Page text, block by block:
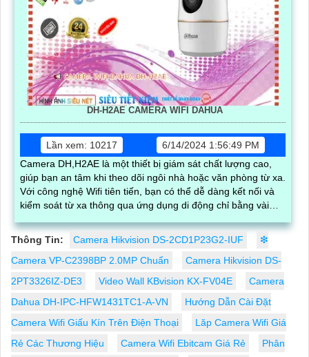
DH-H2AE CAMERA WIFI DAHUA
Lần xem: 10217
6/14/2024 1:56:49 PM
Camera DH,H2AE là một thiết bị giám sát chất lượng cao,
giúp bạn an tâm khi theo dõi ngôi nhà hoặc văn phòng từ xa.
Với công nghệ Wifi tiên tiến, bạn có thể dễ dàng kết nối và
kiểm soát từ xa thông qua ứng dụng di động chỉ bằng vài
Thông Tin:
Camera Hikvision DS-2CD1P23G2-IUF
❇
Camera VP-C2398BP 2.0MP Chuẩn
Camera Hikvision DS-
2PT3326IZ-DE3
Video Wall KBvision KX-FV04E
Camera
Dahua DH-IPC-HFW1431TC1-A-VN
Hướng Dẫn Cài Đặt
Camera Wifi Giấu Kín Trên Điện Thoại
Lăp Camera Wifi Giá
Rẻ Các Thương Hiệu
Camera Wifi Ebitcam Giá Rẻ
Phân